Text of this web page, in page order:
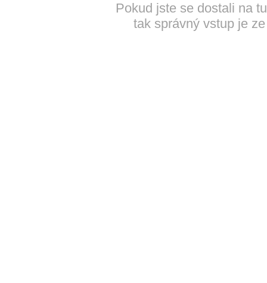
Pokud jste se dostali na
tak správný vstup je